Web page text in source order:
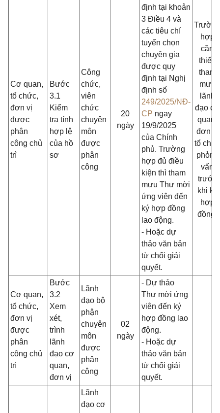
Cơ quan,
tổ chức,
đơn vị
được
phân
công chủ
trì
Bước
3.1
Kiểm
tra tính
hợp lệ
của hồ
sơ
Công
chức,
viên
chức
chuyên
môn
được
phân
công
20
ngày
định tại khoản
3 Điều 4 và
các tiêu chí
tuyển chọn
chuyên gia
được quy
định tại Nghị
định số
249/2025/NĐ-
CP ngay
19/9/2025
của Chính
phủ. Trường
hợp đủ điều
kiện thì tham
mưu Thư mời
ứng viên đến
ký hợp đồng
lao động.
- Hoặc dự
thảo văn bản
từ chối giải
quyết.
Trường
hợp
cần
thiết,
tham
mưu
lãnh
đạo cơ
quan,
đơn vị
tổ chức
phỏng
vấn
trước
khi ký
hợp
đồng.
Cơ quan,
tổ chức,
đơn vị
được
phân
công chủ
trì
Bước
3.2
Xem
xét,
trình
lãnh
đạo cơ
quan,
đơn vị
Lãnh
đạo bộ
phận
chuyên
môn
được
phân
công
02
ngày
- Dự thảo
Thư mời ứng
viên đến ký
hợp đồng lao
động.
- Hoặc dự
thảo văn bản
từ chối giải
quyết.
Lãnh
đạo cơ